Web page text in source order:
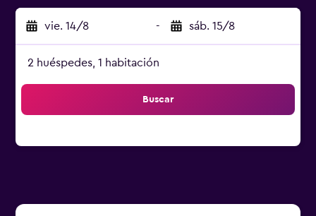
vie. 14/8 - sáb. 15/8
2 huéspedes, 1 habitación
Buscar